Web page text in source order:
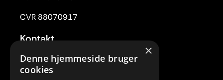
CVR 88070917
Kontakt
Tlf. 33 22 59 84
Mail:rc@rytmiskcenter.dk
×
Denne hjemmeside bruger
cookies